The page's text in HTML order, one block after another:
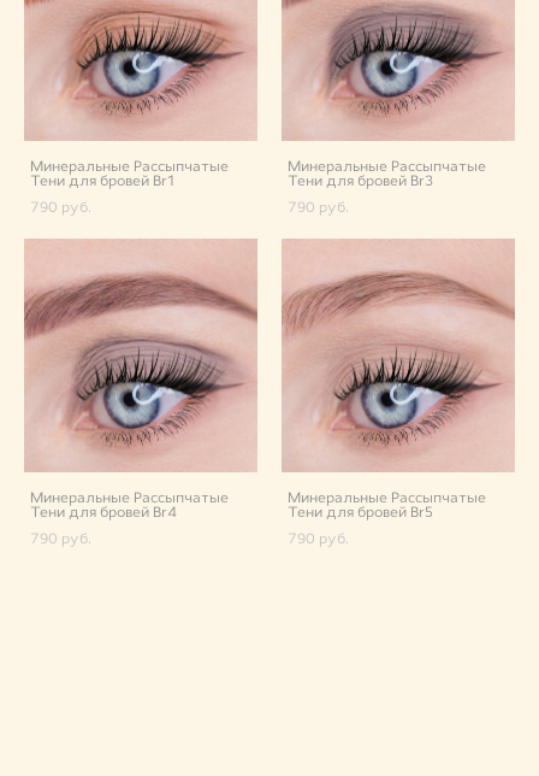
Минеральные Рассыпчатые
Тени для бровей Br1
790 pуб.
Минеральные Рассыпчатые
Тени для бровей Br3
790 pуб.
Минеральные Рассыпчатые
Тени для бровей Br4
790 pуб.
Минеральные Рассыпчатые
Тени для бровей Br5
790 pуб.